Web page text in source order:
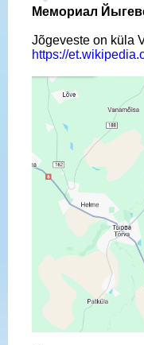
Мемориал
Jõgeveste on küla
https://